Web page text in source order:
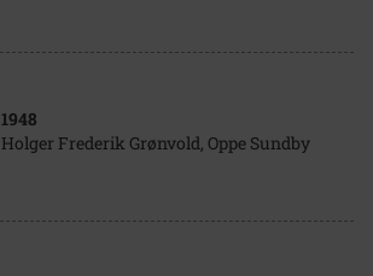
1948
Holger Frederik Grønvold, Oppe Sundby